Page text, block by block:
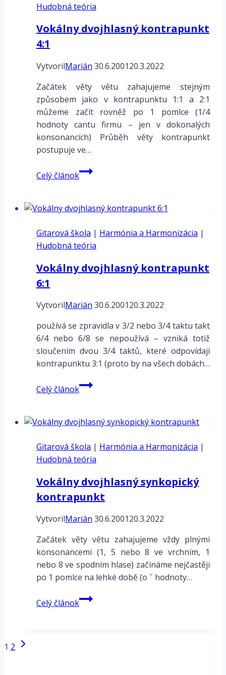
Hudobná teória
Vokálny dvojhlasný kontrapunkt
4:1
VytvorilMarián 30.6.200120.3.2022
Začátek věty větu zahajujeme stejným
způsobem jako v kontrapunktu 1:1 a 2:1
můžeme začít rovněž po 1 pomlce (1/4
hodnoty cantu firmu – jen v dokonalých
konsonancích) Průběh věty kontrapunkt
postupuje ve…
Celý článokVokálny
dvojhlasný
4:1
Gitarová škola | Harmónia a Harmonizácia |
Hudobná teória
Vokálny dvojhlasný kontrapunkt
6:1
VytvorilMarián 30.6.200120.3.2022
používá se zpravidla v 3/2 nebo 3/4 taktu takt
6/4 nebo 6/8 se nepoužívá – vzniká totiž
sloučením dvou 3/4 taktů, které odpovídají
kontrapunktu 3:1 (proto by na všech dobách…
Celý článokVokálny
dvojhlasný
6:1
Gitarová škola | Harmónia a Harmonizácia |
Hudobná teória
Vokálny dvojhlasný synkopický
kontrapunkt
VytvorilMarián 30.6.200120.3.2022
Začátek věty větu zahajujeme vždy plnými
konsonancemi (1, 5 nebo 8 ve vrchním, 1
nebo 8 ve spodním hlase) začínáme nejčastěji
po 1 pomlce na lehké době (o ˝ hodnoty…
Celý článokVokálny
dvojhlasný
Page
1 2 Ďalšia